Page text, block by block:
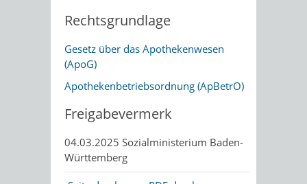
Rechtsgrundlage
Gesetz über das Apothekenwesen
(ApoG)
Apothekenbetriebsordnung (ApBetrO)
Freigabevermerk
04.03.2025 Sozialministerium Baden-
Württemberg